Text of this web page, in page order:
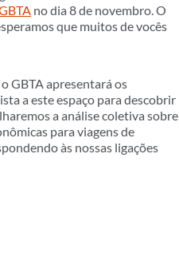
no dia 8 de novembro. O
que muitos de vocês
GBTA apresentará os
a este espaço para descobrir
a análise coletiva sobre
para viagens de
às nossas ligações